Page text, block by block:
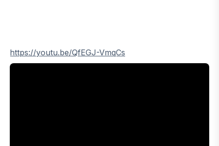
https://youtu.be/QfEGJ-VmqCs